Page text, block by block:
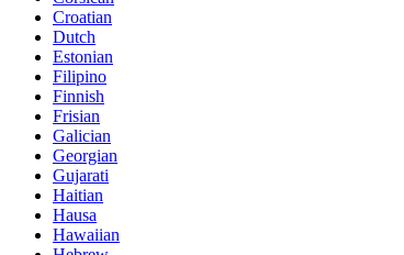
Croatian
Dutch
Estonian
Filipino
Finnish
Frisian
Galician
Georgian
Gujarati
Haitian
Hausa
Hawaiian